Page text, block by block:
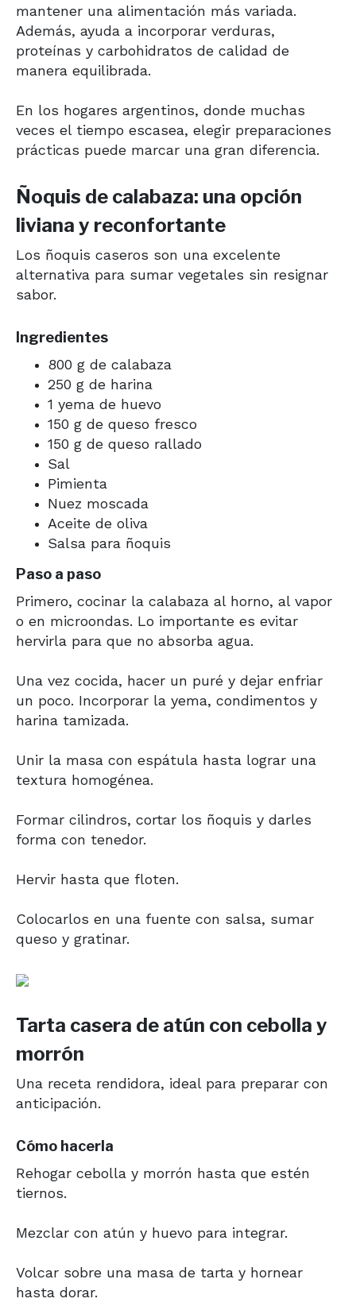
mantener una alimentación más variada.
Además, ayuda a incorporar verduras,
proteínas y carbohidratos de calidad de
manera equilibrada.
En los hogares argentinos, donde muchas
veces el tiempo escasea, elegir preparaciones
prácticas puede marcar una gran diferencia.
Ñoquis de calabaza: una opción
liviana y reconfortante
Los ñoquis caseros son una excelente
alternativa para sumar vegetales sin resignar
sabor.
Ingredientes
800 g de calabaza
250 g de harina
1 yema de huevo
150 g de queso fresco
150 g de queso rallado
Sal
Pimienta
Nuez moscada
Aceite de oliva
Salsa para ñoquis
Paso a paso
Primero, cocinar la calabaza al horno, al vapor
o en microondas. Lo importante es evitar
hervirla para que no absorba agua.
Una vez cocida, hacer un puré y dejar enfriar
un poco. Incorporar la yema, condimentos y
harina tamizada.
Unir la masa con espátula hasta lograr una
textura homogénea.
Formar cilindros, cortar los ñoquis y darles
forma con tenedor.
Hervir hasta que floten.
Colocarlos en una fuente con salsa, sumar
queso y gratinar.
Tarta casera de atún con cebolla y
morrón
Una receta rendidora, ideal para preparar con
anticipación.
Cómo hacerla
Rehogar cebolla y morrón hasta que estén
tiernos.
Mezclar con atún y huevo para integrar.
Volcar sobre una masa de tarta y hornear
hasta dorar.